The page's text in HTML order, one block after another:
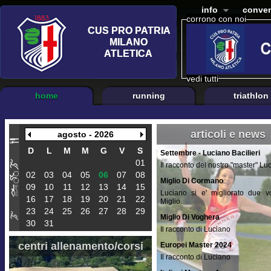
corrono con noi
vedi tutti
info
home running triathlon
agosto - 2026
D
L M M G V
S
01
02
03 04 05 06 07
08
09
10 11 12 13 14
15
16
17 18 19 20 21
22
23
24 25 26 27 28
29
30
31
articoli e news
Settembre - Luciano Bacilieri
Il racconto del nostro "master"
Miglio Di Cormano
Luciano si e' migliorato due
Miglio.
Miglio Di Voghera
Il racconto di Luciano
Europei Master 2024
Il racconto di Luciano
centri allenamento/corsi